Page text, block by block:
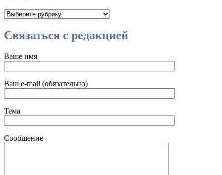
Рубрики
Связаться с редакцией
Ваше имя
Ваш e-mail (обязательно)
Тема
Сообщение